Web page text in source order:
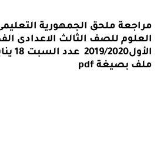
مراجعة ملحق الجمهورية
العلوم للصف الثالث الاعدادى
الأول2019/2020
عدد السبت 18 يناير 2020
ملف بصيغة pdf